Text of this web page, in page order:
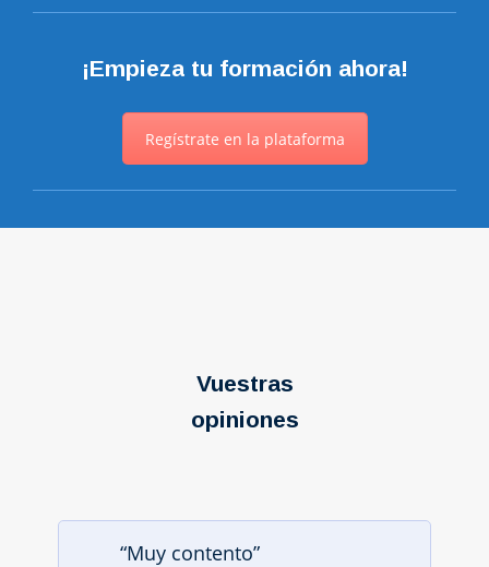
¡Empieza tu formación ahora!
Regístrate en la plataforma
Vuestras
opiniones
“Muy contento”